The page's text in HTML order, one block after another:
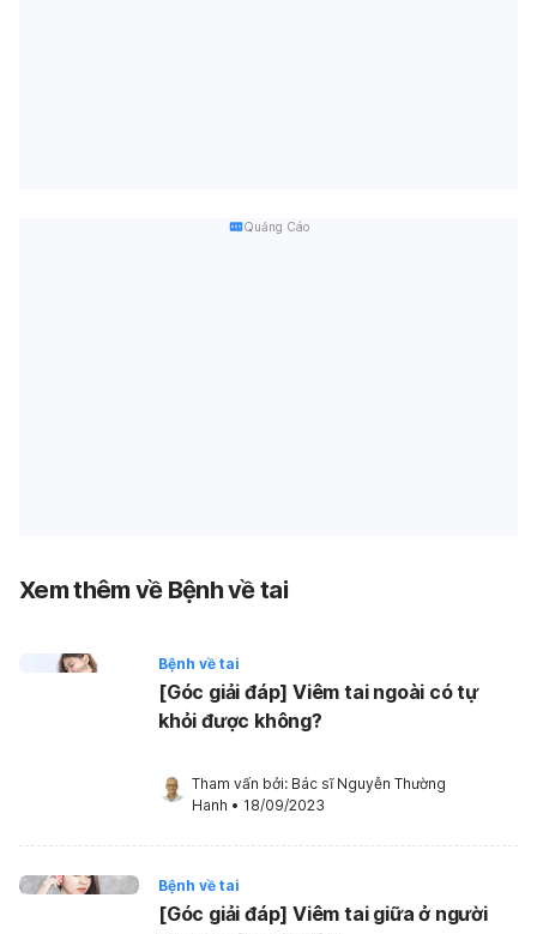
Quảng Cáo
Xem thêm về Bệnh về tai
Bệnh về tai
[Góc giải đáp] Viêm tai ngoài có tự
khỏi được không?
Tham vấn bởi: Bác sĩ Nguyễn Thường
Hanh • 18/09/2023
Bệnh về tai
[Góc giải đáp] Viêm tai giữa ở người